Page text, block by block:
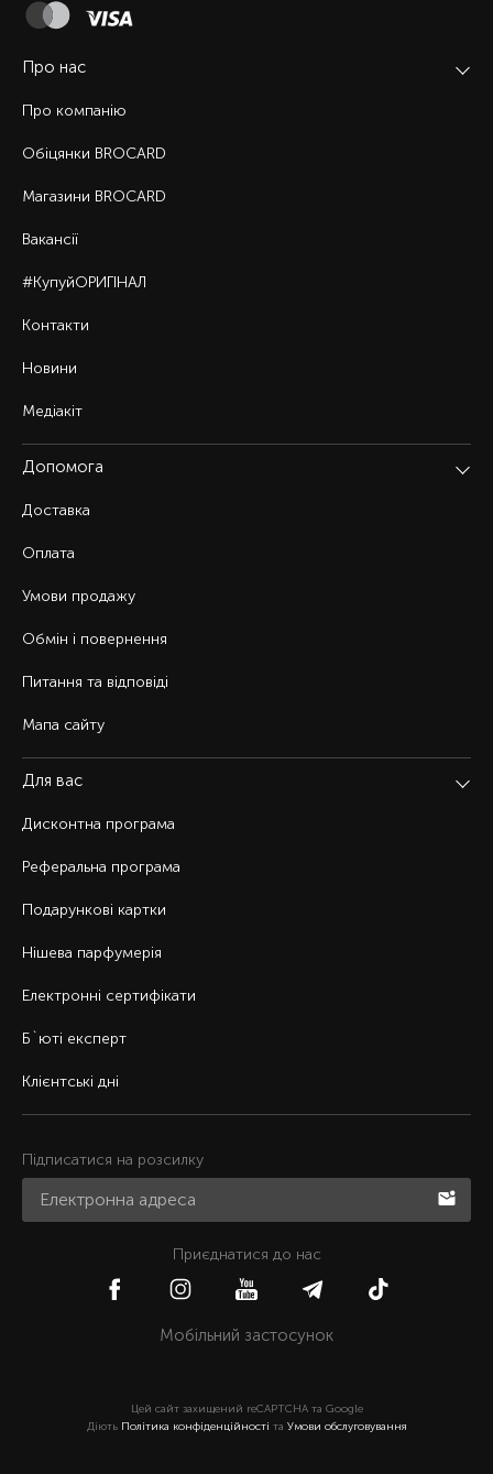
Про нас
Про компанію
Обіцянки BROCARD
Магазини BROCARD
Вакансії
#КупуйОРИГІНАЛ
Контакти
Новини
Медіакіт
Допомога
Доставка
Оплата
Умови продажу
Обмін і повернення
Питання та відповіді
Мапа сайту
Для вас
Дисконтна програма
Реферальна програма
Подарункові картки
Нішева парфумерія
Електронні сертифікати
Б`юті експерт
Клієнтські дні
Підписатися на розсилку
Приєднатися до нас
Мобільний застосунок
Цей сайт захищений reCAPTCHA та Google
Діють Політика конфіденційності та Умови обслуговування